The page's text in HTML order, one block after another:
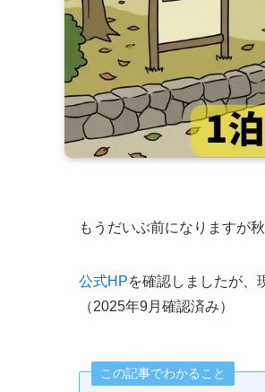
もうだいぶ前になりますが
公式HPを確認しましたが、
（2025年9月確認済み）
この記事でわかること